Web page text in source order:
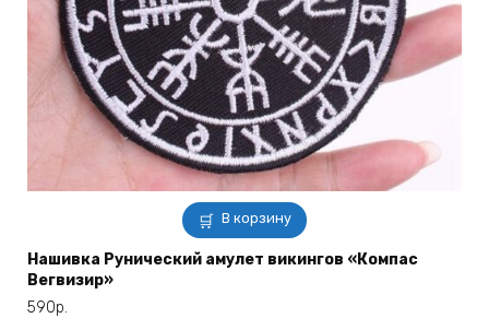
В корзину
Нашивка Рунический амулет викингов «Компас
Вегвизир»
590р.